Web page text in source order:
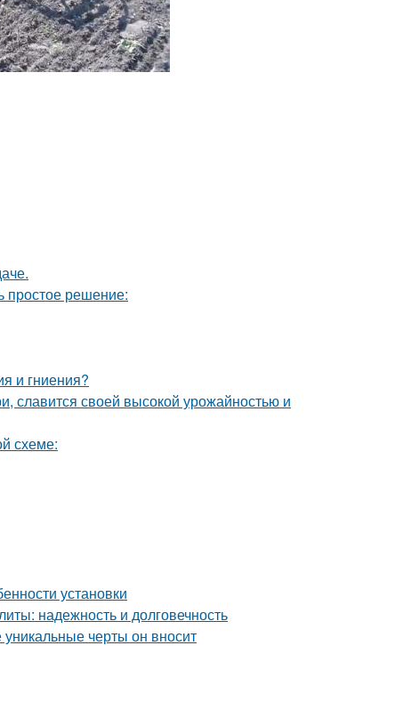
простое решение:
и гниения?
славится своей высокой урожайностью и
схеме:
установки
надежность и долговечность
черты он вносит